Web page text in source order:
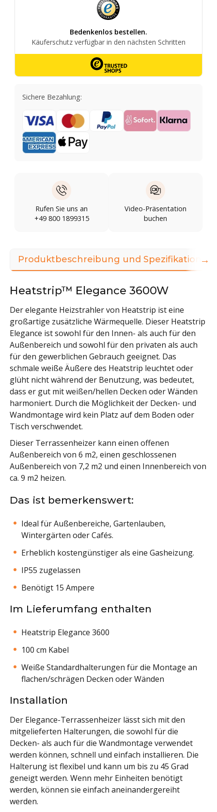
Sichere Bezahlung:
Rufen Sie uns an
+49 800 1899315
Video-Präsentation
buchen
Produktbeschreibung und Spezifikationen
Heatstrip™ Elegance 3600W
Der elegante Heizstrahler von Heatstrip ist eine
großartige zusätzliche Wärmequelle. Dieser Heatstrip
Elegance ist sowohl für den Innen- als auch für den
Außenbereich und sowohl für den privaten als auch
für den gewerblichen Gebrauch geeignet. Das
schmale weiße Äußere des Heatstrip leuchtet oder
glüht nicht während der Benutzung, was bedeutet,
dass er gut mit weißen/hellen Decken oder Wänden
harmoniert. Durch die Möglichkeit der Decken- und
Wandmontage wird kein Platz auf dem Boden oder
Tisch verschwendet.
Dieser Terrassenheizer kann einen offenen
Außenbereich von 6 m2, einen geschlossenen
Außenbereich von 7,2 m2 und einen Innenbereich von
ca. 9 m2 heizen.
Das ist bemerkenswert:
Ideal für Außenbereiche, Gartenlauben,
Wintergärten oder Cafés.
Erheblich kostengünstiger als eine Gasheizung.
IP55 zugelassen
Benötigt 15 Ampere
Im Lieferumfang enthalten
Heatstrip Elegance 3600
100 cm Kabel
Weiße Standardhalterungen für die Montage an
flachen/schrägen Decken oder Wänden
Installation
Der Elegance-Terrassenheizer lässt sich mit den
mitgelieferten Halterungen, die sowohl für die
Decken- als auch für die Wandmontage verwendet
werden können, schnell und einfach installieren. Die
Halterung ist flexibel und kann um bis zu 45 Grad
geneigt werden. Wenn mehr Einheiten benötigt
werden, können sie einfach aneinandergereiht
werden.
→